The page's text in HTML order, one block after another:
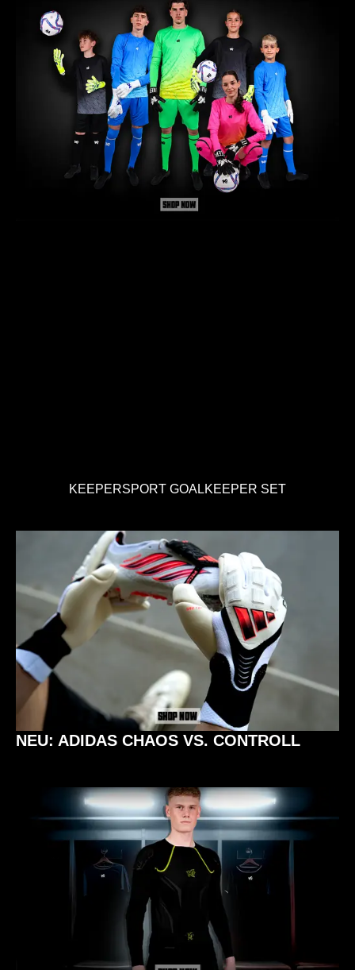
KEEPERSPORT GOALKEEPER SET
NEU: ADIDAS CHAOS VS. CONTROLL